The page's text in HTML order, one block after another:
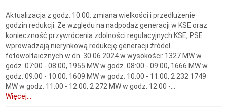
Aktualizacja z godz. 10:00: zmiana wielkości i przedłużenie
godzin redukcji. Ze względu na nadpodaż generacji w KSE oraz
konieczność przywrócenia zdolności regulacyjnych KSE, PSE
wprowadzają nierynkową redukcję generacji źródeł
fotowoltaicznych w dn. 30.06.2024 w wysokości: 1327 MW w
godz. 07:00 - 08:00, 1955 MW w godz. 08:00 - 09:00, 1666 MW w
godz. 09:00 - 10:00, 1609 MW w godz. 10:00 - 11:00, 2 232 1749
MW w godz. 11:00 - 12:00, 2 272 MW w godz. 12:00 -...
Więcej...